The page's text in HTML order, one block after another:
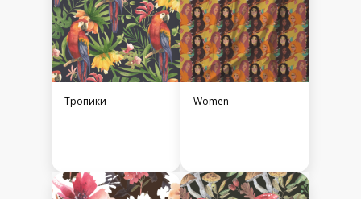
Тропики Women